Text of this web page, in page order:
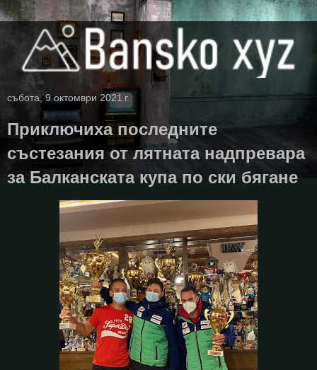
събота, 9 октомври 2021 г.
Приключиха последните
състезания от лятната надпревара
за Балканската купа по ски бягане